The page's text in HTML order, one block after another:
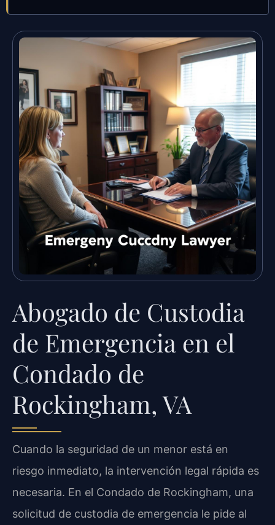
Abogado de Custodia
de Emergencia en el
Condado de
Rockingham, VA
Cuando la seguridad de un menor está en
riesgo inmediato, la intervención legal rápida es
necesaria. En el Condado de Rockingham, una
solicitud de custodia de emergencia le pide al